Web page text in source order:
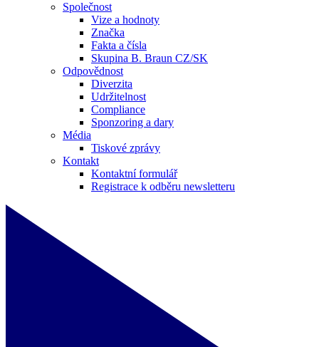
Společnost
Vize a hodnoty
Značka
Fakta a čísla
Skupina B. Braun CZ/SK
Odpovědnost
Diverzita
Udržitelnost
Compliance
Sponzoring a dary
Média
Tiskové zprávy
Kontakt
Kontaktní formulář
Registrace k odběru newsletteru